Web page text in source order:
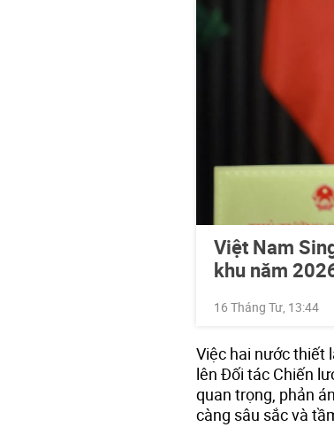
Việt Nam
khu năm
16 Tháng Tư, 13:44
Việc hai nước thiết
lên Đối tác Chiến
quan trọng, phản
càng sâu sắc và